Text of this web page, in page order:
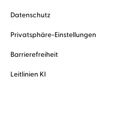
Datenschutz
Privatsphäre-Einstellungen
Barrierefreiheit
Leitlinien KI